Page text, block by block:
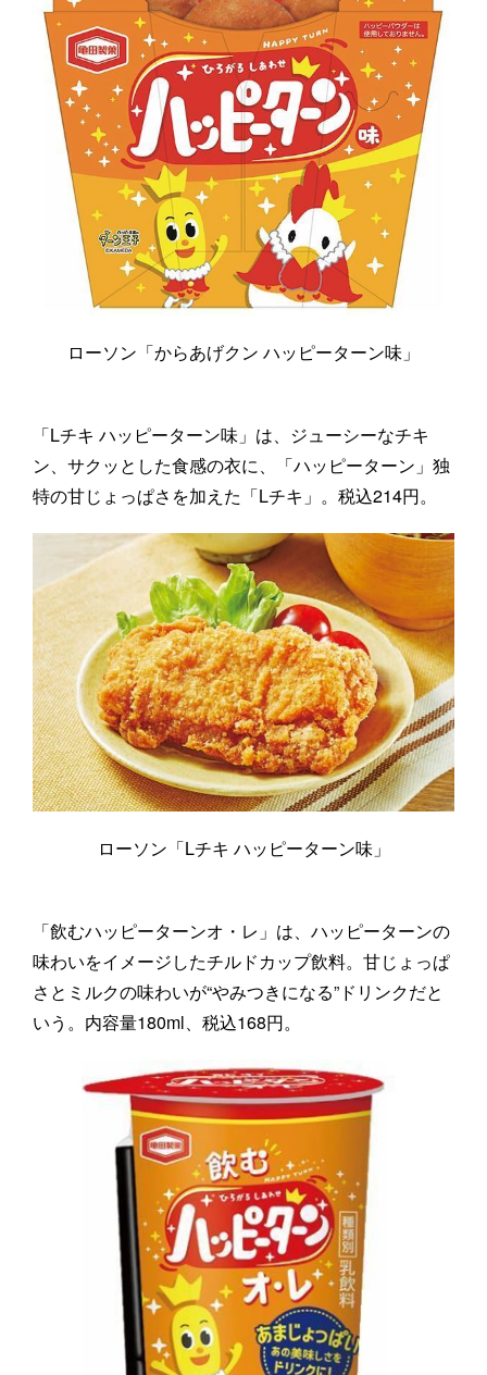
ローソン「からあげクン ハッピーターン味」
「Lチキ ハッピーターン味」は、ジューシーなチキ
ン、サクッとした食感の衣に、「ハッピーターン」独
特の甘じょっぱさを加えた「Lチキ」。税込214円。
ローソン「Lチキ ハッピーターン味」
「飲むハッピーターンオ・レ」は、ハッピーターンの
味わいをイメージしたチルドカップ飲料。甘じょっぱ
さとミルクの味わいが“やみつきになる”ドリンクだと
いう。内容量180ml、税込168円。